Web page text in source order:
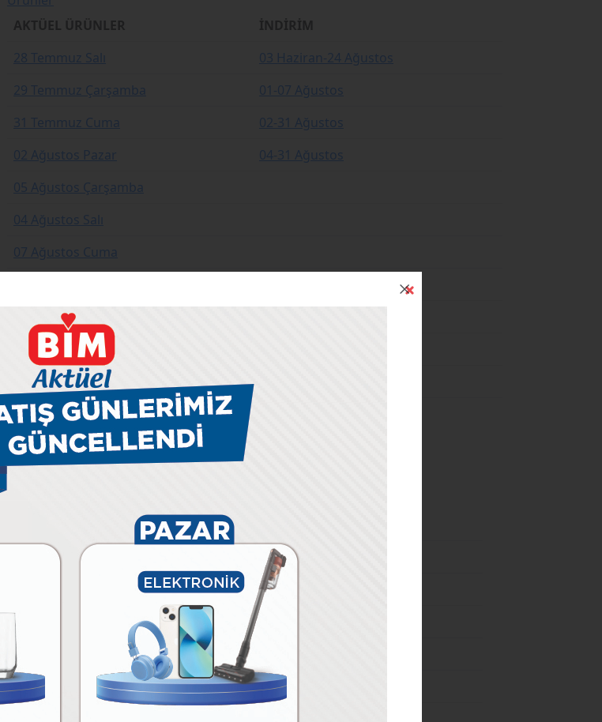
28 Temmuz Salı
03 Haziran-24 Ağustos
29 Temmuz Çarşamba
01-07 Ağustos
31 Temmuz Cuma
02-31 Ağustos
02 Ağustos Pazar
04-31 Ağustos
05 Ağustos Çarşamba
04 Ağustos Salı
07 Ağustos Cuma
11 Ağustos Salı
12 Ağustos Çarşamba
14 Ağustos Cuma
BİM’e
Özel
29 Temmuz Çarşamba
24 Mart-31 Aralık
03 Haziran-24 Ağustos
31 Temmuz Cuma
01-07 Ağustos
02 Ağustos Pazar
02-31 Ağustos
05 Ağustos Çarşamba
04-31 Ağustos